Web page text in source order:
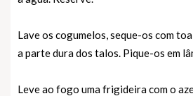
Lave os cogumelos, seque-os com
a parte dura dos talos. Pique-os em
Leve ao fogo uma frigideira com o